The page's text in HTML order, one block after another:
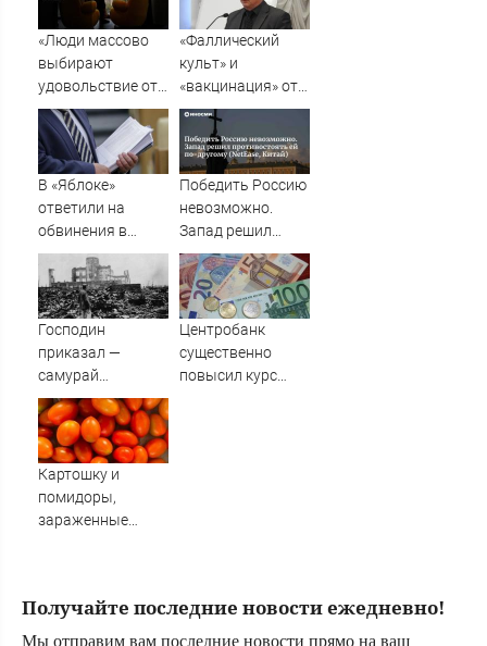
года
ВестиПК в
Воронеже
«Люди массово
выбирают
удовольствие от
пропускания чего-
либо»
«Фаллический
культ» и
«вакцинация» от
Грефа для
«дорогих
россиян»
В «Яблоке»
ответили на
обвинения в
иностранном
финансировании
Победить Россию
невозможно.
Запад решил
противостоять ей
по-другому
(NetEase, Китай)
Господин
приказал —
самурай
исполнил: почему
японцы забыли,
кто сжег
Хиросиму
Центробанк
существенно
повысил курс
Картошку и
помидоры,
зараженные
Амурскую
Получайте последние новости ежедневно!
Мы отправим вам последние новости прямо на ваш